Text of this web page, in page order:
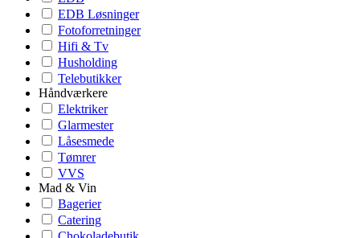
EDB Løsninger
Fotoforretninger
Hifi & Tv
Husholding
Telebutikker
Håndværkere
Elektriker
Glarmester
Låsesmede
Tømrer
VVS
Mad & Vin
Bagerier
Catering